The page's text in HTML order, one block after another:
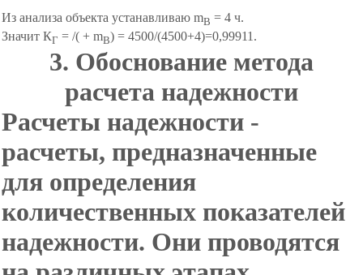
Из анализа объекта устанавливаю mB = 4 ч.
Значит КГ = /( + mB) = 4500/(4500+4)=0,99911.
3. Обоснование метода
расчета надежности
Расчеты надежности -
расчеты, предназначенные
для определения
количественных показателей
надежности. Они проводятся